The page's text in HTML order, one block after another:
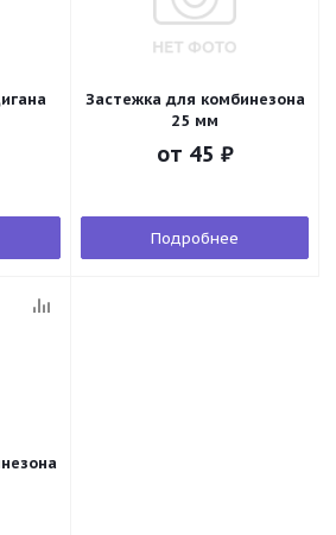
Застежка для комбинезона
25 мм
от 45 ₽
Подробнее